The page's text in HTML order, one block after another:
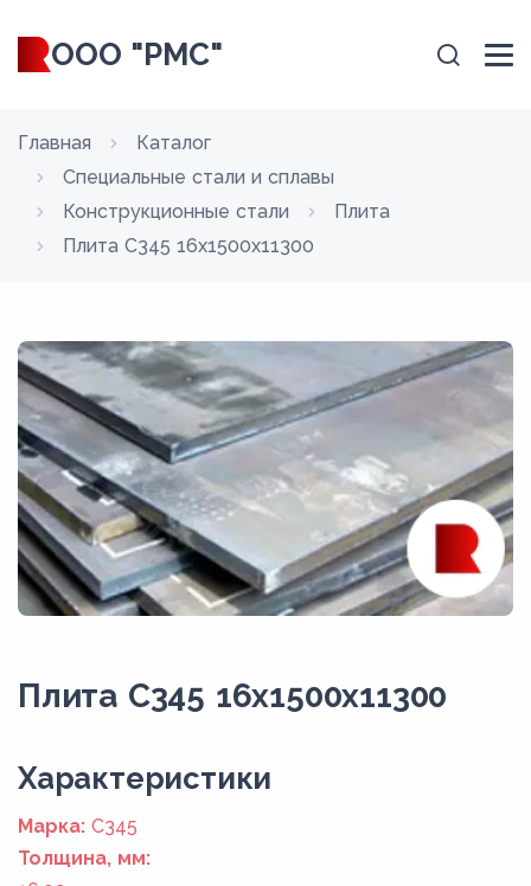
ООО "РМС"
Главная
Каталог
Специальные стали и сплавы
Конструкционные стали
Плита
Плита С345 16x1500x11300
Плита С345 16x1500x11300
Xарактеристики
Марка: С345
Толщина, мм: